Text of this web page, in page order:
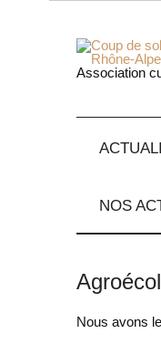
Association
NOS
Nous avons